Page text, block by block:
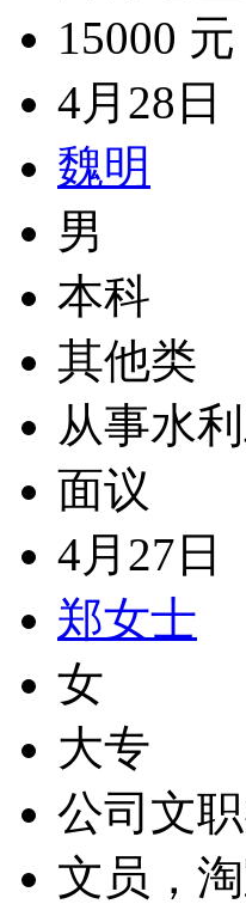
15000 元
4月28日
魏明
男
本科
其他类
从事水
面议
4月27日
郑女士
女
大专
公司文
文员，